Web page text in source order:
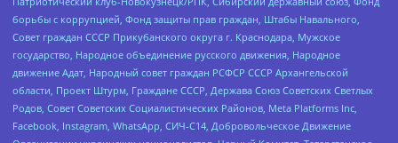
борьбы с коррупцией, Фонд защиты прав граждан, Штабы Навального,
Совет граждан СССР Прикубанского округа г. Краснодара, Мужское
государство, Народное объединение русского движения, Народное
движение Адат, Народный совет граждан РСФСР СССР Архангельской
области, Проект Штурм, Граждане СССР, Держава Союз Советских Светлых
Родов, Совет Советских Социалистических Районов, Meta Platforms Inc,
Facebook, Instagram, WhatsApp, СИЧ-С14, Добровольческое Движение